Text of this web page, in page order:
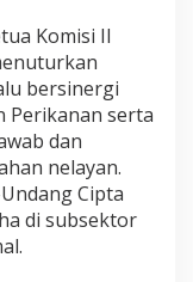
Komisi II
bersinergi
Perikanan serta
dan
nelayan.
Cipta
di subsektor